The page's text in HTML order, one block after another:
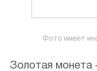
Фото имеет
Золотая монета